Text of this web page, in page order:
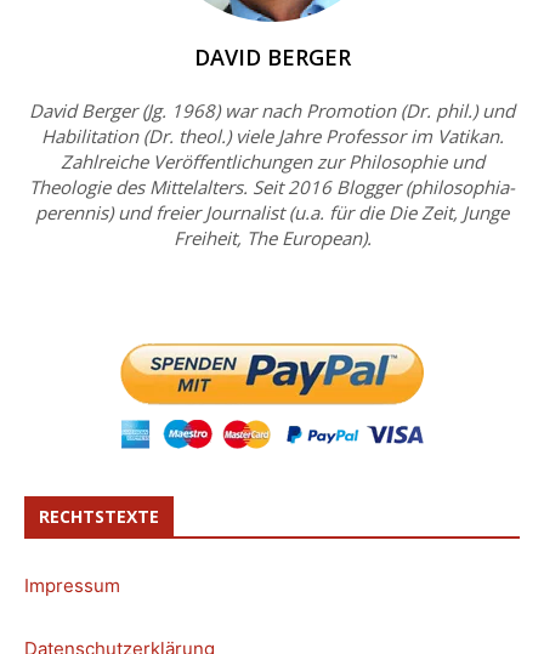
DAVID BERGER
David Berger (Jg. 1968) war nach Promotion (Dr. phil.) und
Habilitation (Dr. theol.) viele Jahre Professor im Vatikan.
Zahlreiche Veröffentlichungen zur Philosophie und
Theologie des Mittelalters. Seit 2016 Blogger (philosophia-
perennis) und freier Journalist (u.a. für die Die Zeit, Junge
Freiheit, The European).
RECHTSTEXTE
Impressum
Datenschutzerklärung